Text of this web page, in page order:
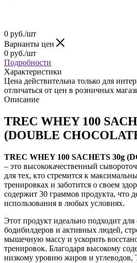
0 руб./шт
Варианты цен
0 руб./шт
Подробности
Характеристики
Цена действительна только для
отличаться от цен в розничных
Описание
TREC WHEY 100
(DOUBLE
TREC WHEY 100 SACHETS 30g
– это высококачественный
для тех, кто стремится к
тренировках и заботится о своем
содержит 30 граммов продукта, что
использования в любых условиях.
Этот продукт идеально подходит для
бодибилдеров и активных людей,
мышечную массу и ускорить
тренировок. Благодаря высокому
низкому уровню жиров и